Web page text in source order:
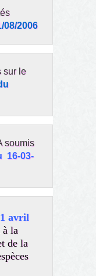
08/2006
sur le
soumis
16-03-
avril
à la
de la